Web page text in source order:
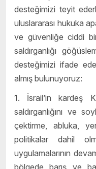
desteğimizi teyit
uluslararası hukuka
ve güvenliğe ciddi
saldırganlığı
desteğimizi ifade
almış bulunuyoruz:
1. İsrail’in kardeş
saldırganlığını ve
çektirme, abluka,
politikalar dahil
uygulamalarının
bölgede barış ve